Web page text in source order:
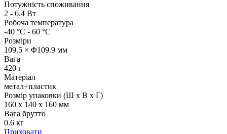
Потужність споживання
2 - 6.4 Вт
Робоча температура
-40 °C - 60 °C
Розміри
109.5 × Φ109.9 мм
Вага
420 г
Матеріал
метал+пластик
Розмір упаковки (Ш х В х Г)
160 x 140 x 160 мм
Вага брутто
0.6 кг
Приховати